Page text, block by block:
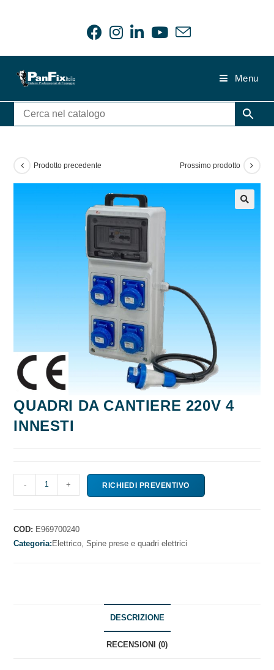
Menu
Prodotto precedente Prossimo prodotto
QUADRI DA CANTIERE 220V 4
INNESTI
QUADRI
DA
220V
4
- + RICHIEDI PREVENTIVO
COD: E969700240
Categoria:Elettrico,Spine prese e quadri elettrici
DESCRIZIONE
RECENSIONI (0)